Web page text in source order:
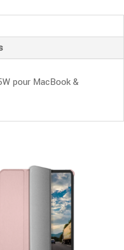
pour MacBook &